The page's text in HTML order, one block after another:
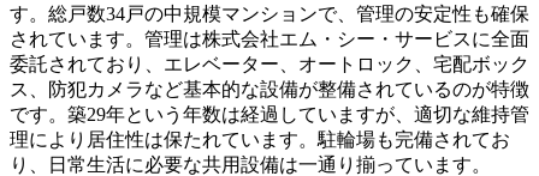
す。総戸数34戸の中規模マンションで、管理の安定性も確保
されています。管理は株式会社エム・シー・サービスに全面
委託されており、エレベーター、オートロック、宅配ボック
ス、防犯カメラなど基本的な設備が整備されているのが特徴
です。築29年という年数は経過していますが、適切な維持管
理により居住性は保たれています。駐輪場も完備されてお
り、日常生活に必要な共用設備は一通り揃っています。